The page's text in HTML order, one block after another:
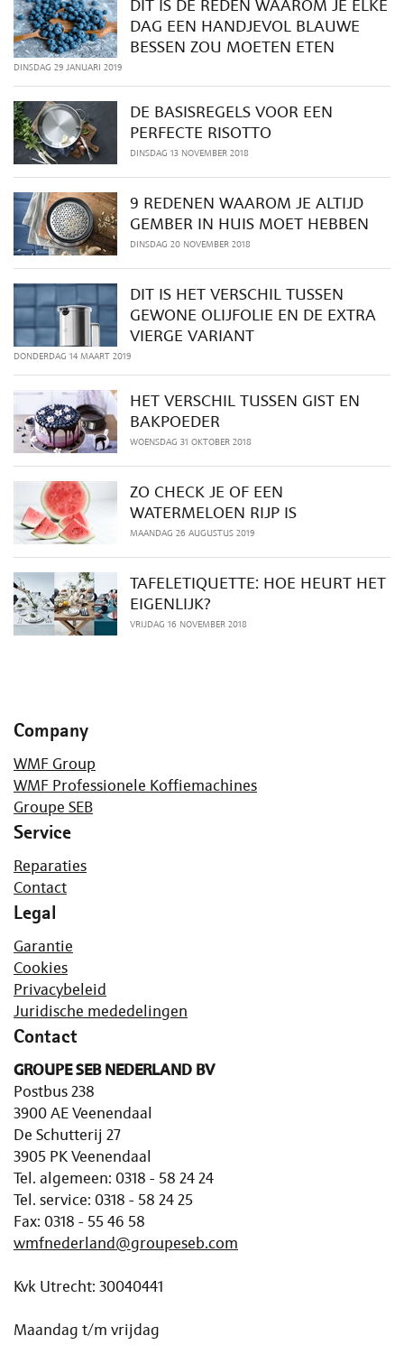
DIT IS DE REDEN WAAROM JE ELKE
DAG EEN HANDJEVOL BLAUWE
BESSEN ZOU MOETEN ETEN
DINSDAG 29 JANUARI 2019
DE BASISREGELS VOOR EEN
PERFECTE RISOTTO
DINSDAG 13 NOVEMBER 2018
9 REDENEN WAAROM JE ALTIJD
GEMBER IN HUIS MOET HEBBEN
DINSDAG 20 NOVEMBER 2018
DIT IS HET VERSCHIL TUSSEN
GEWONE OLIJFOLIE EN DE EXTRA
VIERGE VARIANT
DONDERDAG 14 MAART 2019
HET VERSCHIL TUSSEN GIST EN
BAKPOEDER
WOENSDAG 31 OKTOBER 2018
ZO CHECK JE OF EEN
WATERMELOEN RIJP IS
MAANDAG 26 AUGUSTUS 2019
TAFELETIQUETTE: HOE HEURT HET
EIGENLIJK?
VRIJDAG 16 NOVEMBER 2018
Company
WMF Group
WMF Professionele Koffiemachines
Groupe SEB
Service
Reparaties
Contact
Legal
Garantie
Cookies
Privacybeleid
Juridische mededelingen
Contact
GROUPE SEB NEDERLAND BV
Postbus 238
3900 AE Veenendaal
De Schutterij 27
3905 PK Veenendaal
Tel. algemeen: 0318 - 58 24 24
Tel. service: 0318 - 58 24 25
Fax: 0318 - 55 46 58
wmfnederland@groupeseb.com
Kvk Utrecht: 30040441
Maandag t/m vrijdag